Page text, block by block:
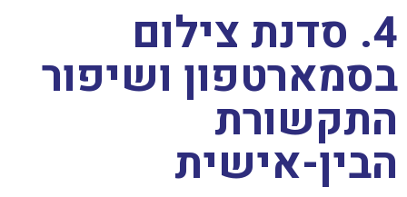
4. סדנת צילום
בסמארטפון ושיפור
התקשורת
הבין-אישית